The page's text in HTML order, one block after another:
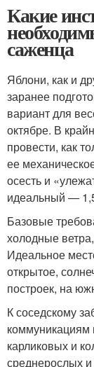
Какие
саженца
Яблони, как и
заранее
вариант для
октябре. В
провести, как
ее
осесть и
идеальный —
Базовые
холодные
Идеальное
открытое,
построек, на
К соседскому
коммуникациям
карликовых и
среднерослых